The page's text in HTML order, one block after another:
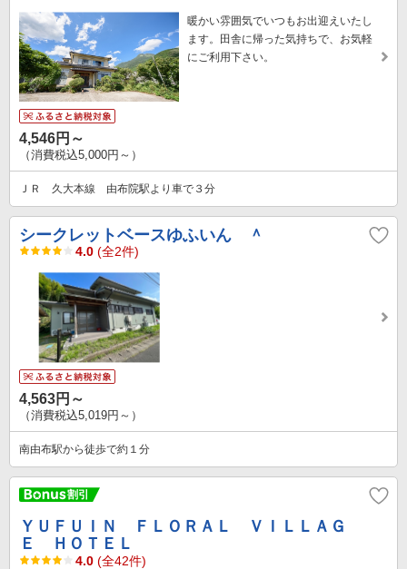
暖かい雰囲気でいつもお出迎えいたし
ます。田舎に帰った気持ちで、お気軽
にご利用下さい。
4,546円～
（消費税込5,000円～）
ＪＲ 久大本線 由布院駅より車で３分
シークレットベースゆふいん ＾
4.0 (全2件)
4,563円～
（消費税込5,019円～）
南由布駅から徒歩で約１分
ＹＵＦＵＩＮ ＦＬＯＲＡＬ ＶＩＬＬＡＧ
Ｅ ＨＯＴＥＬ
4.0 (全42件)